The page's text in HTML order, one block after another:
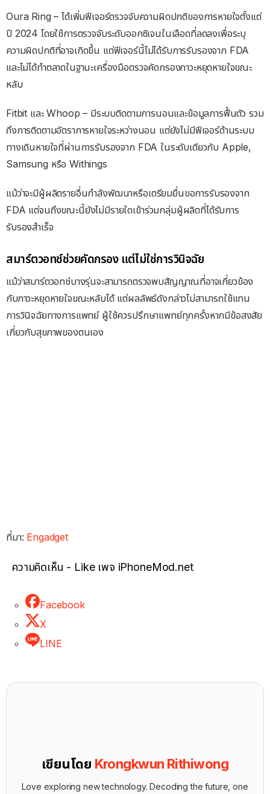
Oura Ring – ได้เพิ่มฟีเจอร์ตรวจจับความผิดปกติของการหายใจตั้งแต่
ปี 2024 โดยใช้การตรวจจับระดับออกซิเจนในเลือดที่ลดลงเพื่อระบุ
ความผิดปกติที่อาจเกิดขึ้น แต่ฟีเจอร์นี้ไม่ได้รับการรับรองจาก FDA
และไม่ได้ทำตลาดในฐานะเครื่องมือตรวจคัดกรองภาวะหยุดหายใจขณะ
หลับ
Fitbit และ Whoop – มีระบบติดตามการนอนและข้อมูลการฟื้นตัว รวม
ถึงการติดตามอัตราการหายใจระหว่างนอน แต่ยังไม่มีฟีเจอร์ด้านระบบ
ทางเดินหายใจที่ผ่านการรับรองจาก FDA ในระดับเดียวกับ Apple,
Samsung หรือ Withings
แม้ว่าจะมีผู้ผลิตรายอื่นกำลังพัฒนาหรือเตรียมยื่นขอการรับรองจาก
FDA แต่จนถึงขณะนี้ยังไม่มีรายใดเข้าร่วมกลุ่มผู้ผลิตที่ได้รับการ
รับรองสำเร็จ
สมาร์ตวอทช์ช่วยคัดกรอง แต่ไม่ใช่การวินิจฉัย
แม้ว่าสมาร์ตวอทช์บางรุ่นจะสามารถตรวจพบสัญญาณที่อาจเกี่ยวข้อง
กับภาวะหยุดหายใจขณะหลับได้ แต่ผลลัพธ์ดังกล่าวไม่สามารถใช้แทน
การวินิจฉัยทางการแพทย์ ผู้ใช้ควรปรึกษาแพทย์ทุกครั้งหากมีข้อสงสัย
เกี่ยวกับสุขภาพของตนเอง
ที่มา: Engadget
ความคิดเห็น - Like เพจ iPhoneMod.net
Facebook
X
LINE
เขียนโดย Krongkwun Rithiwong
Love exploring new technology. Decoding the future, one